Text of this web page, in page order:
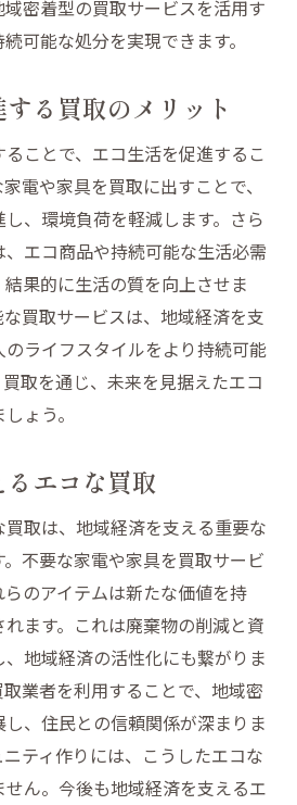
密着型の買取サービスを活用す
可能な処分を実現できます。
る買取のメリット
ことで、エコ生活を促進するこ
電や家具を買取に出すことで、
、環境負荷を軽減します。さら
エコ商品や持続可能な生活必需
果的に生活の質を向上させま
買取サービスは、地域経済を支
ライフスタイルをより持続可能
取を通じ、未来を見据えたエコ
ょう。
エコな買取
取は、地域経済を支える重要な
不要な家電や家具を買取サービ
のアイテムは新たな価値を持
ます。これは廃棄物の削減と資
地域経済の活性化にも繋がりま
業者を利用することで、地域密
、住民との信頼関係が深まりま
ティ作りには、こうしたエコな
ん。今後も地域経済を支えるエ